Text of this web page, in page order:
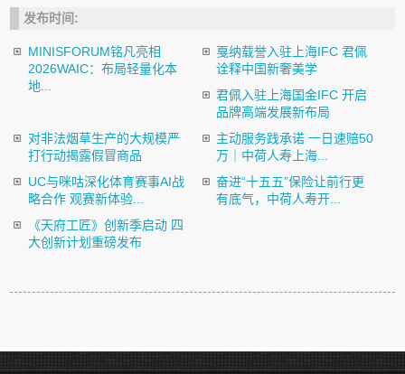
发布时间:
MINISFORUM铭凡亮相
2026WAIC：布局轻量化本
地...
戛纳载誉入驻上海IFC 君佩
诠释中国新奢美学
君佩入驻上海国金IFC 开启
品牌高端发展新布局
对非法烟草生产的大规模严
打行动揭露假冒商品
主动服务践承诺 一日速赔50
万｜中荷人寿上海...
UC与咪咕深化体育赛事AI战
略合作 观赛新体验...
奋进“十五五”保险让前行更
有底气，中荷人寿开...
《天府工匠》创新季启动 四
大创新计划重磅发布